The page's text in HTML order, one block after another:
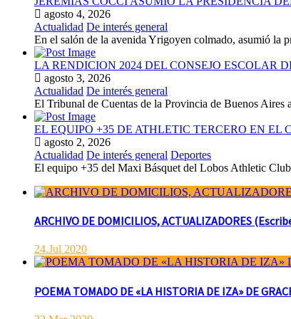
agosto 4, 2026
Actualidad De interés general
En el salón de la avenida Yrigoyen colmado, asumió la
LA RENDICION 2024 DEL CONSEJO ESCOLAR
agosto 3, 2026
Actualidad De interés general
El Tribunal de Cuentas de la Provincia de Buenos
EL EQUIPO +35 DE ATHLETIC TERCERO EN
agosto 2, 2026
Actualidad De interés general Deportes
El equipo +35 del Maxi Básquet del Lobos Athletic
ARCHIVO DE DOMICILIOS, ACTUALIZADORES
24.Jul 2020
POEMA TOMADO DE «LA HISTORIA DE IZA» DE